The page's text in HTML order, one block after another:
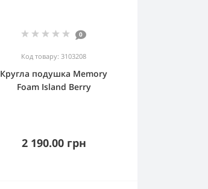
0
Код товару: 3103208
Кругла подушка Memory
Foam Island Berry
2 190.00 грн